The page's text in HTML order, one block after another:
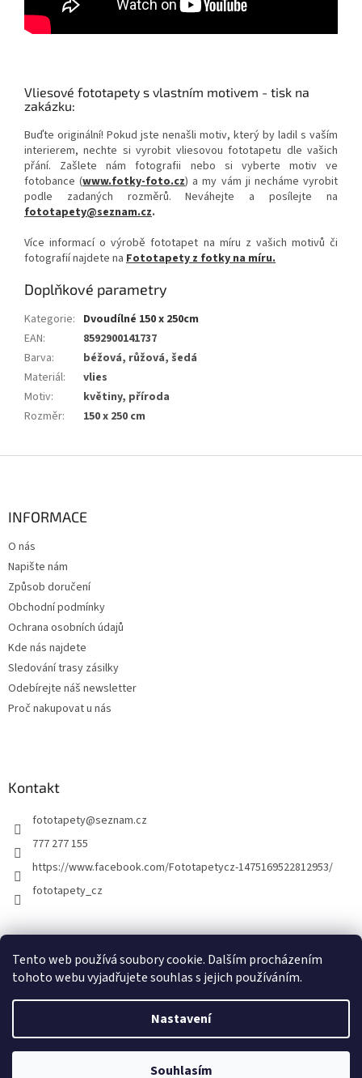
Tento web používá soubory cookie. Dalším procházením
tohoto webu vyjadřujete souhlas s jejich používáním.
Nastavení
Souhlasím
Vliesové fototapety s vlastním motivem - tisk na
zakázku:
Buďte originální! Pokud jste nenašli motiv, který by ladil s vaším
interierem, nechte si vyrobit vliesovou fototapetu dle vašich
přání. Zašlete nám fotografii nebo si vyberte motiv ve
fotobance (www.fotky-foto.cz) a my vám ji necháme vyrobit
podle zadaných rozměrů. Neváhejte a posílejte na
fototapety@seznam.cz.
Více informací o výrobě fototapet na míru z vašich motivů či
fotografií najdete na Fototapety z fotky na míru.
Doplňkové parametry
Kategorie: Dvoudílné 150 x 250cm
EAN:
8592900141737
Barva:
béžová, růžová, šedá
Materiál:
vlies
Motiv:
květiny, příroda
Rozměr: 150 x 250 cm
INFORMACE
O nás
Napište nám
Způsob doručení
Obchodní podmínky
Ochrana osobních údajů
Kde nás najdete
Sledování trasy zásilky
Odebírejte náš newsletter
Proč nakupovat u nás
Kontakt
fototapety@seznam.cz
777 277 155
https://www.facebook.com/Fototapetycz-1475169522812953/
fototapety_cz
Vytvořil Shoptet
FOTOTAPETY.CZ. Všechna práva vyhrazena.